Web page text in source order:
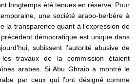
longtemps été tenues en réserve. Pour
une société arabo-berbère à
la transparence quant à l’expression de
démocratique est unique dans
subissent l’autorité abusive de
travaux de la commission étaient
arabes. Si Abu Ghraib a montré le
par ceux qui l’ont désigné comme